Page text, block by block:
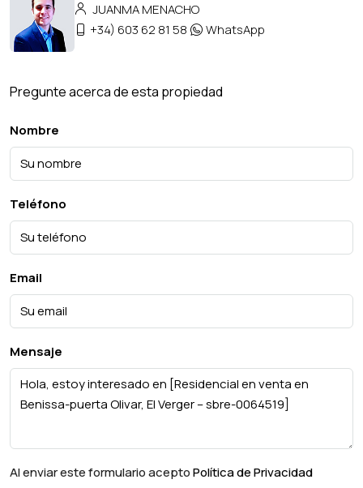
JUANMA MENACHO
+34) 603 62 81 58
WhatsApp
Pregunte acerca de esta propiedad
Nombre
Teléfono
Email
Mensaje
Al enviar este formulario aceptoPolítica de Privacidad